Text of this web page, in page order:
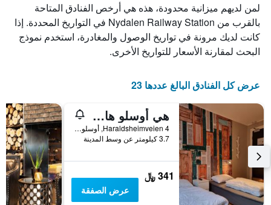
لمن لديهم ميزانية محدودة، هذه هي أرخص الفنادق المتاحة
بالقرب من Nydalen Railway Station في التواريخ المحددة. إذا
كانت لديك مرونة في تواريخ الوصول والمغادرة، استخدم نموذج
البحث لمقارنة الأسعار للتواريخ الأخرى.
عرض كل الفنادق البالغ عددها 23
هي أوسلو هارالدشيم - هوستل
Haraldsheimveien 4, أوسلو, مقاطعة أوسلو, النرويج
3.7 كيلومتر عن وسط المدينة
341 ﷼
عرض الصفقة